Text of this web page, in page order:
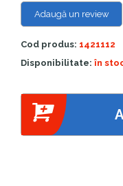
Adaugă un review
Cod produs: 1421112
Disponibilitate: în